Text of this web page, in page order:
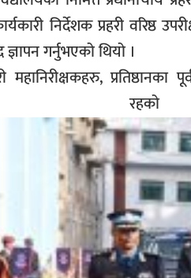
कार्यकारी निर्देशक प्रहरी
गर्नुभएको थियो ।
महानिरीक्षकहरु,